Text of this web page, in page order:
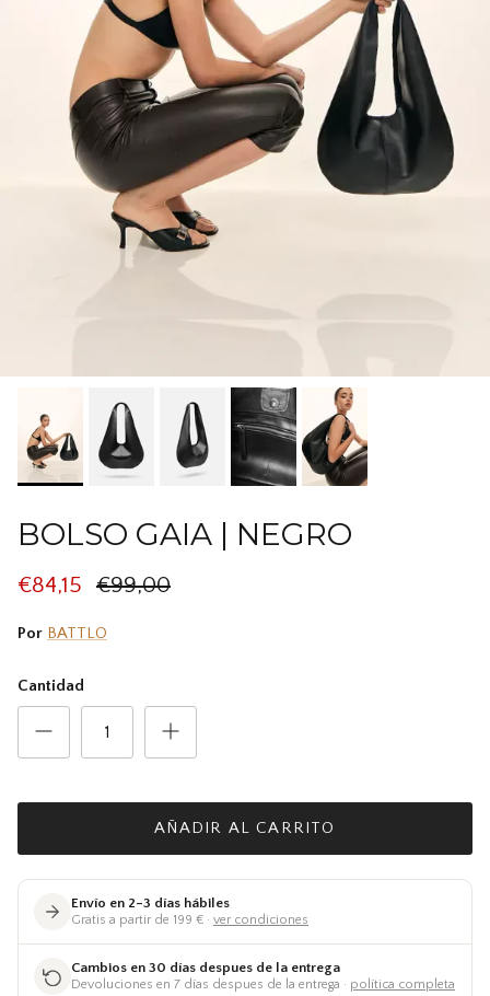
BOLSO GAIA | NEGRO
€84,15 €99,00
Por BATTLO
Cantidad
AÑADIR AL CARRITO
Envío en 2–3 días hábiles
Gratis a partir de 199 € · ver condiciones
Cambios en 30 días despues de la entrega
Devoluciones en 7 días despues de la entrega · política completa